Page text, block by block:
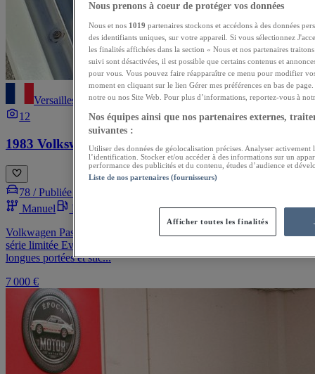
Versailles
12
1983 Volkswagen Passat R36
78 /Publiée le 09/07/2026
Manuel
Essence
Volkwagen Passat C (Type b2/32b) Rare version coach 3 portes en
série limitée Evasion Look personnalisé (jantes noires, phares
longues portées et stic...
7 000 €
Nous prenons à coeur de protéger vos données
Nous et nos 1019 partenaires stockons et accédons à des données
des identifiants uniques, sur votre appareil. Si vous sélectionnez
les finalités affichées dans la section « Nous et nos partenaires
suivi sont désactivées, il est possible que certains contenus et
pour vous. Vous pouvez faire réapparaître ce menu pour modifier
moment en cliquant sur le lien Gérer mes préférences en bas de
notre ou nos Site Web. Pour plus d’informations, reportez-vous à
Nos équipes ainsi que nos partenaires externes,
suivantes :
Utiliser des données de géolocalisation précises. Analyser activement
l’identification. Stocker et/ou accéder à des informations sur un
performance des publicités et du contenu, études d’audience et
Liste de nos partenaires (fournisseurs)
Afficher toutes les finalités